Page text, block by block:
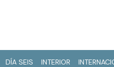
DÍA SEIS INTERIOR